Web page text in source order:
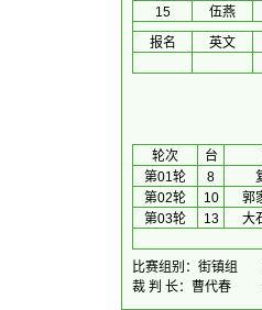
15
伍燕
报名
英文
轮次 台
第01轮
8
第02轮
10 郭
第03轮
13 大
比赛组别：街镇组
裁 判 长：曹代春